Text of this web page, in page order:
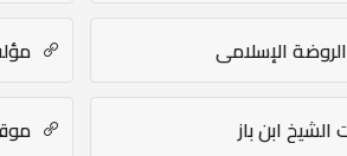
الإسلامي
ابن باز